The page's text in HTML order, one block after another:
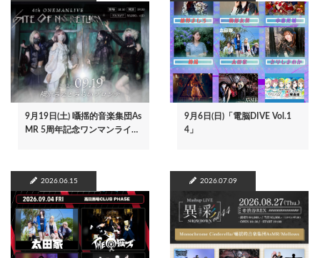
9月19日(土) 囁揺的音楽集団As
MR 5周年記念ワンマンライ…
9月6日(日)「電脳DIVE Vol.1
4」
2026.06.15 2026.07.09